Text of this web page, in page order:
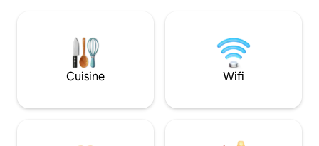
Cuisine Wifi